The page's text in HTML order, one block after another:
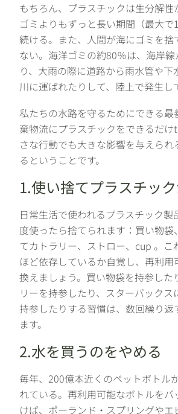
もちろん、プラスチックは生分解性
ゴミよりもずっと長い期間（最大で
続ける。また、人間が海にゴミを捨
ない。海洋ゴミの約80％は、海岸
り、大雨の際に道路から雨水管や
川に運ばれたりして、陸上で発生し
私たちの水路を守るためにできる最
棄物流にプラスチックをできるだ
さな行動でも大きな影響を与えられ
るということです。
1.使い捨てプラスチッ
日常生活で使われるプラスチック製
度使ったら捨てられます：買い物
てカトラリー、ストロー、cup 。こ
ほど依存しているか自覚し、再利用
換えましょう。買い物袋を持参した
リーを持参したり、スターバックス
持参したりする習慣は、数回繰り返
ます。
2.水を買うのをやめる
毎年、200億本近くのペットボトル
れている。再利用可能なボトルをバ
けば、ポーランド・スプリングやエ